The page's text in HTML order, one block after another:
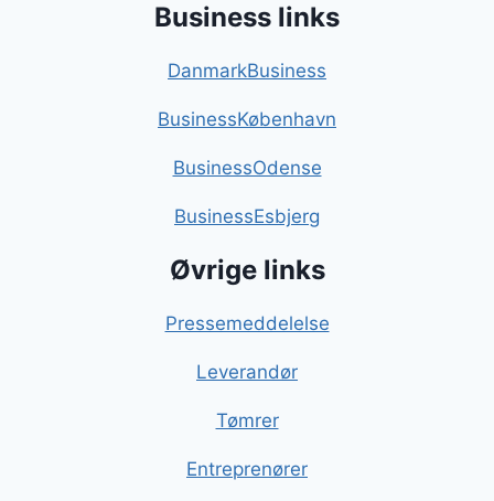
Business links
DanmarkBusiness
BusinessKøbenhavn
BusinessOdense
BusinessEsbjerg
Øvrige links
Pressemeddelelse
Leverandør
Tømrer
Entreprenører